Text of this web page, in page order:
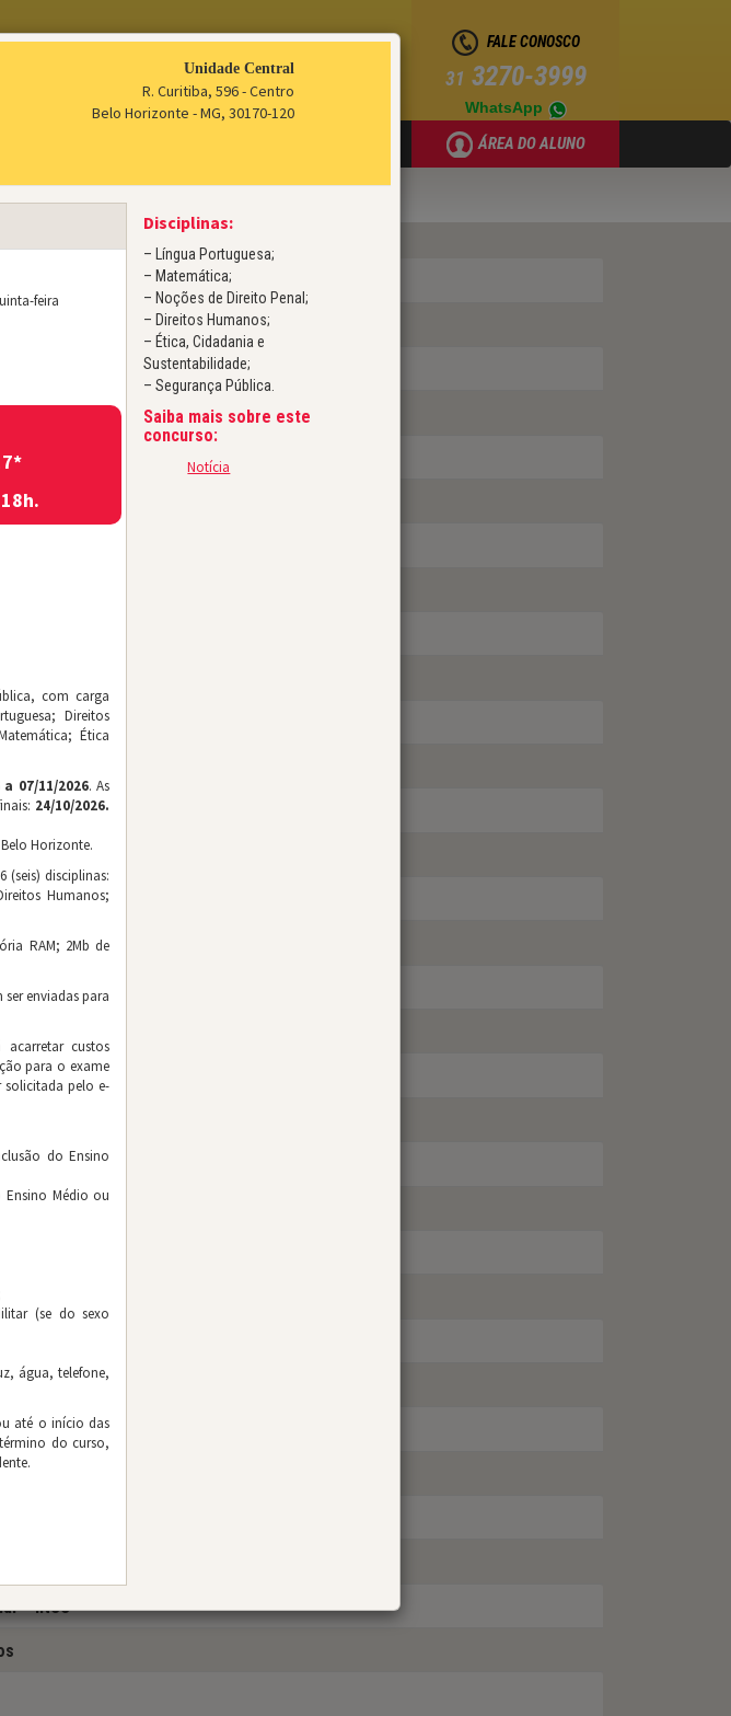
FALE CONOSCO
31 3270-3999
WhatsApp
ÁREA DO ALUNO
Unidade Central
R. Curitiba, 596 - Centro
Belo Horizonte - MG, 30170-120
feira
com carga
Direitos
Ética
a 07/11/2026. As
24/10/2026.
Horizonte.
(seis) disciplinas:
Humanos;
RAM; 2Mb de
enviadas para
custos
para o exame
solicitada pelo e-
do Ensino
Médio ou
(se do sexo
água, telefone,
até o início das
do curso,
Disciplinas:
– Língua Portuguesa;
– Matemática;
– Noções de Direito Penal;
– Direitos Humanos;
– Ética, Cidadania e
Sustentabilidade;
– Segurança Pública.
Saiba mais sobre este
concurso:
Notícia
de Sargentos
– ALMG
– CMBH
de Minas Gerais – CEFET MG
– CNEN
Gerais – CBMMG
Hospitalares
das Armas
e Estatística
– INSS